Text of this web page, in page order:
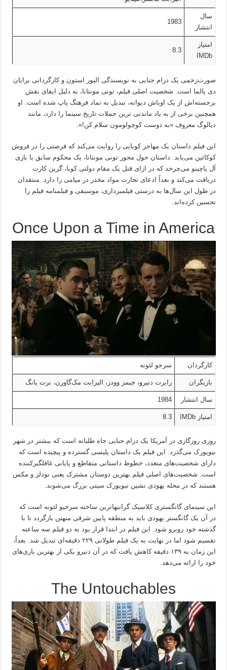
سال
انتشار
1983
امتیاز
IMDb
8.3
صورت‌زخمی یک درام جنایی به نویسندگی الیور استون و کارگردانی برایان
دی پالما است. شخصیت اصلی فیلم، تونی مونتانا، به دلیل ایفای نقش
برجسته‌اش از یک اوباش دیوانه، تبدیل به نماد فرهنگ پاپ شده است. او
همچنین برخی از به یاد ماندنی ترین جملات تاریخ سینما را دارد، مانند
دیالوگ معروف «به دوست کوچولومون سلام کن!».
این فیلم داستان یک مهاجر کوبایی را روایت می‌کند که فرصتی را در فروش
کوکائین می‌یابد. داستان حول محور تونی مونتانا، یک محکوم سابق با بازی
آل پاچینو می‌چرخد که در ازای قتل یک مقام دولتی کوبا، گرین کارت
دریافت می‌کند و بعداً ادعای تجارت مواد مخدر در میامی را دارد. منتقدان
در طول این سال‌ها به درستی فیلمبرداری، موسیقی و فیلمنامه فیلم را
تحسین کرده‌اند.
Once Upon a Time in America
کارگردان سرجو لئونه
بازیگران رابرت دنیرو، جیمز وودز، الیزابت مک‌گاورن، برت یانگ
سال انتشار 1984
امتیاز IMDb 8.3
روزی روزگاری در آمریکا یک درام جنایی جاه طلبانه است که بیشتر در شهر
نیویورک می‌گذرد. این فیلم یک داستان پلیسی گسترده و پیچیده است که
دارای شخصیت‌های متعدد، خطوط داستانی متقاطع و پایانی غافلگیرکننده
است. شخصیت‌های اصلی فیلم بهترین دوستان مشترک یعنی نودلز و مکس
هستند که در محله یهودی نشین نیویورک سیتی بزرگ می‌شوند.
این سینمای گانگستری کلاسیک گرانبهاترین ساخته سرجیو لئونه است که
در آن یک گانگستر یهودی باید به منطقه پایین شرقی منهتن بازگردد تا با
گذشته خود روبرو شود. این فیلم در ابتدا قرار بود به دو فیلم سه ساعته
تقسیم شود اما در نهایت به یک فیلم طولانی ۲۲۹ دقیقه‌ای تبدیل شد. بعداً،
این زمان به ۱۳۹ دقیقه کاهش یافت که در آن دنیرو یکی از بهترین بازی‌های
خود را ارائه می‌دهد.
The Untouchables